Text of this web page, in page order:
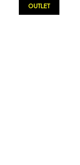
OUTLET